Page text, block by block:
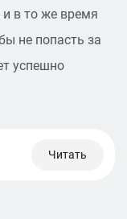
в то же время
не попасть за
успешно
Читать